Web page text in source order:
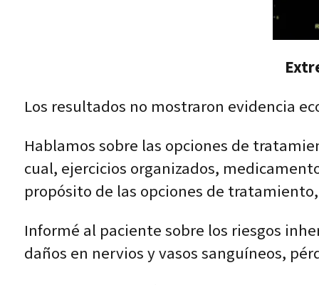
Los resultados no mostraron evidencia
Hablamos sobre las opciones de
cual, ejercicios organizados,
propósito de las opciones de
Informé al paciente sobre los riesgos
daños en nervios y vasos sanguíneos,